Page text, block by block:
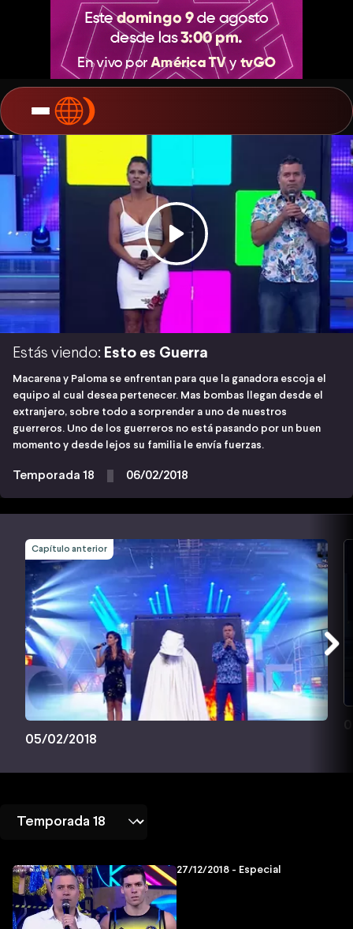
Estás viendo: Esto es Guerra
Macarena y Paloma se enfrentan para que la ganadora escoja el
equipo al cual desea pertenecer. Mas bombas llegan desde el
extranjero, sobre todo a sorprender a uno de nuestros
guerreros. Uno de los guerreros no está pasando por un buen
momento y desde lejos su familia le envía fuerzas.
Temporada 18 06/02/2018
Capítulo anterior
05/02/2018
27/12/2018 - Especial